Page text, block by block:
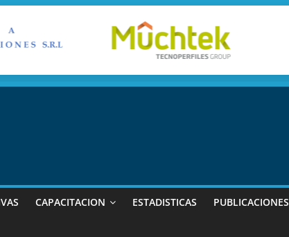
CAPACITACION ESTADISTICAS PUBLICACIONES